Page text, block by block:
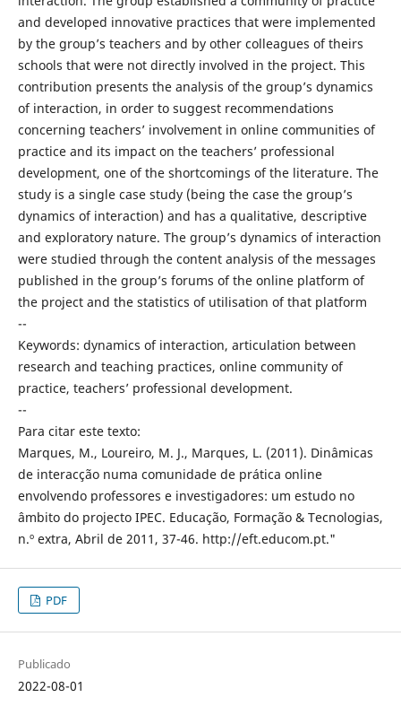
and developed innovative practices that were implemented
by the group’s teachers and by other colleagues of theirs
schools that were not directly involved in the project. This
contribution presents the analysis of the group’s dynamics
of interaction, in order to suggest recommendations
concerning teachers’ involvement in online communities of
practice and its impact on the teachers’ professional
development, one of the shortcomings of the literature. The
study is a single case study (being the case the group’s
dynamics of interaction) and has a qualitative, descriptive
and exploratory nature. The group’s dynamics of interaction
were studied through the content analysis of the messages
published in the group’s forums of the online platform of
the project and the statistics of utilisation of that platform
--
Keywords: dynamics of interaction, articulation between
research and teaching practices, online community of
practice, teachers’ professional development.
--
Para citar este texto:
Marques, M., Loureiro, M. J., Marques, L. (2011). Dinâmicas
de interacção numa comunidade de prática online
envolvendo professores e investigadores: um estudo no
âmbito do projecto IPEC. Educação, Formação & Tecnologias,
n.º extra, Abril de 2011, 37-46. http://eft.educom.pt."
PDF
Publicado
2022-08-01